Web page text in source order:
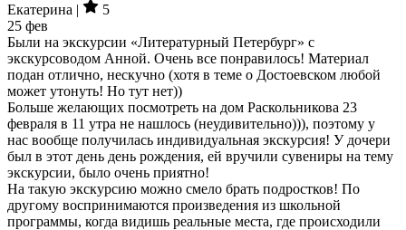
Екатерина |
5
25 фев
Были на экскурсии «Литературный Петербург» с
экскурсоводом Анной. Очень все понравилось! Материал
подан отлично, нескучно (хотя в теме о Достоевском любой
может утонуть! Но тут нет))
Больше желающих посмотреть на дом Раскольникова 23
февраля в 11 утра не нашлось (неудивительно))), поэтому у
нас вообще получилась индивидуальная экскурсия! У дочери
был в этот день день рождения, ей вручили сувениры на тему
экскурсии, было очень приятно!
На такую экскурсию можно смело брать подростков! По
другому воспринимаются произведения из школьной
программы, когда видишь реальные места, где происходили